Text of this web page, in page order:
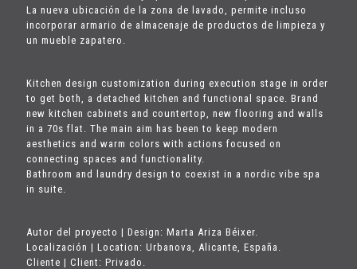
La nueva ubicación de la zona de lavado, permite incluso
incorporar armario de almacenaje de productos de limpieza y
un mueble zapatero.
Kitchen design customization during execution stage in order
to get both, a detached kitchen and functional space. Brand
new kitchen cabinets and countertop, new flooring and walls
in a 70s flat. The main aim has been to keep modern
aesthetics and warm colors with actions focused on
connecting spaces and functionality.
Bathroom and laundry design to coexist in a nordic vibe spa
in suite.
Autor del proyecto | Design: Marta Ariza Béixer.
Localización | Location: Urbanova, Alicante, España.
Cliente | Client: Privado.